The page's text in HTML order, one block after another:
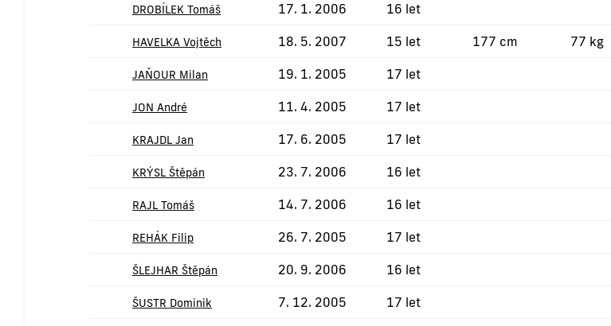
DROBÍLEK Tomáš 17. 1. 2006 16 let
HAVELKA Vojtěch 18. 5. 2007 15 let 177 cm 77 kg
JAŇOUR Milan 19. 1. 2005 17 let
JON André 11. 4. 2005 17 let
KRAJDL Jan 17. 6. 2005 17 let
KRÝSL Štěpán 23. 7. 2006 16 let
RAJL Tomáš 14. 7. 2006 16 let
REHÁK Filip 26. 7. 2005 17 let
ŠLEJHAR Štěpán 20. 9. 2006 16 let
ŠUSTR Dominik 7. 12. 2005 17 let